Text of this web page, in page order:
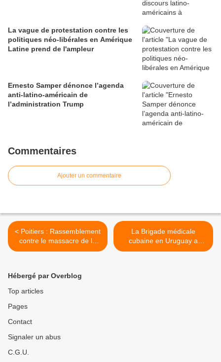
La vague de protestation contre les
politiques néo-libérales en Amérique
Latine prend de l'ampleur
Ernesto Samper dénonce l’agenda
anti-latino-américain de
l’administration Trump
Commentaires
Ajouter un commentaire
< Poitiers : Rassemblement
contre le massacre de la
population palestinienne
La Brigade médicale
cubaine en Uruguay a
réalisé 50 000 opérations
Hébergé par Overblog
Top articles
Pages
Contact
Signaler un abus
C.G.U.